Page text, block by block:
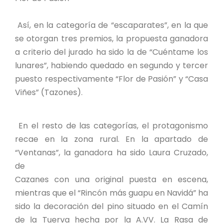
Así, en la categoría de “escaparates”, en la que
se otorgan tres premios, la propuesta ganadora
a criterio del jurado ha sido la de “Cuéntame los
lunares”, habiendo quedado en segundo y tercer
puesto respectivamente “Flor de Pasión” y “Casa
Viñes” (Tazones).
En el resto de las categorías, el protagonismo
recae en la zona rural. En la apartado de
“Ventanas”, la ganadora ha sido Laura Cruzado,
de
Cazanes con una original puesta en escena,
mientras que el “Rincón más guapu en Navidá” ha
sido la decoración del pino situado en el Camín
de la Tuerva hecha por la A.VV. La Rasa de